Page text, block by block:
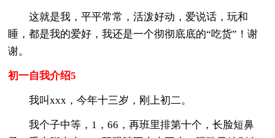
这就是我，平平常常，活泼好动，爱说话，玩和
睡，都是我的爱好，我还是一个彻彻底底的“吃货”！谢
谢。
初一自我介绍5
我叫xxx，今年十三岁，刚上初二。
我个子中等，1，66，再班里排第十个，长脸短鼻